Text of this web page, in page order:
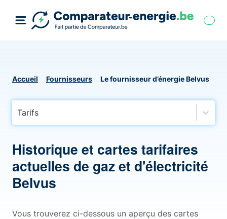
Accueil Fournisseurs Le fournisseur d’énergie Belvus
Tarifs
Historique et cartes tarifaires
actuelles de gaz et d'électricité
Belvus
Vous trouverez ci-dessous un aperçu des cartes